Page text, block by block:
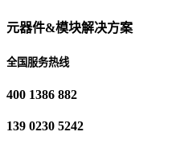
元器件&模块解决方案
全国服务热线
400 1386 882
139 0230 5242